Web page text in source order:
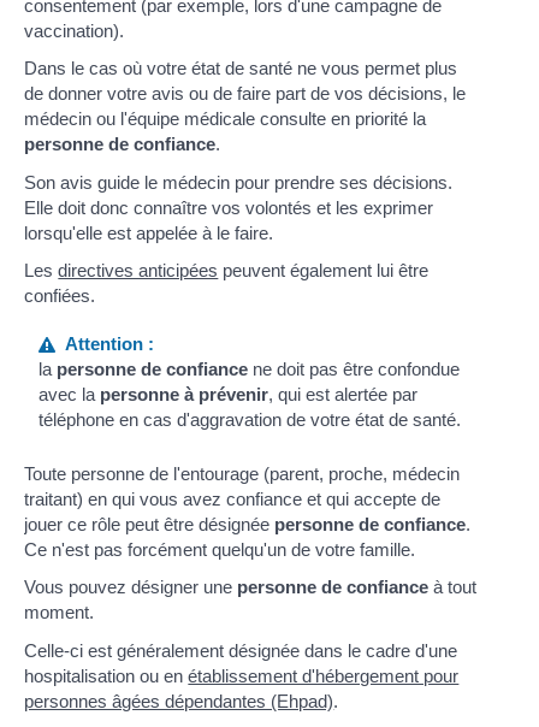
consentement (par exemple, lors d'une campagne de
vaccination).
Dans le cas où votre état de santé ne vous permet plus
de donner votre avis ou de faire part de vos décisions, le
médecin ou l'équipe médicale consulte en priorité la
personne de confiance.
Son avis guide le médecin pour prendre ses décisions.
Elle doit donc connaître vos volontés et les exprimer
lorsqu'elle est appelée à le faire.
Lesdirectives anticipées peuvent également lui être
confiées.
Attention :
la personne de confiancene doit pas être confondue
avec la personne à prévenir, qui est alertée par
téléphone en cas d'aggravation de votre état de santé.
Toute personne de l'entourage (parent, proche, médecin
traitant) en qui vous avez confiance et qui accepte de
jouer ce rôle peut être désignée personne de confiance.
Ce n'est pas forcément quelqu'un de votre famille.
Vous pouvez désigner une personne de confiance à tout
moment.
Celle-ci est généralement désignée dans le cadre d'une
hospitalisation ou enétablissement d'hébergement pour
personnes âgées dépendantes (Ehpad).